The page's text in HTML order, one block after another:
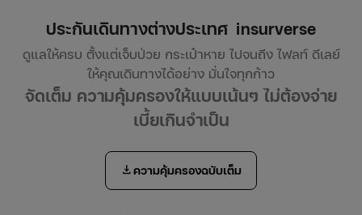
ประกันเดินทางต่างประเทศ insurverse
ดูแลให้ครบ ตั้งแต่เจ็บป่วย กระเป๋าหาย ไปจนถึง ไฟลท์ ดีเลย์
ให้คุณเดินทางได้อย่าง มั่นใจทุกก้าว
จัดเต็ม ความคุ้มครองให้แบบเน้นๆ ไม่ต้องจ่าย
เบี้ยเกินจำเป็น
downloadความคุ้มครองฉบับเต็ม